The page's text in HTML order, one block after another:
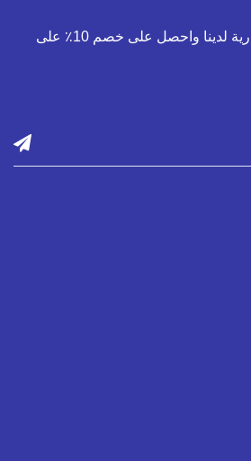
اشترك في النشرة الإخبارية لدينا واحصل على خصم 10٪ على